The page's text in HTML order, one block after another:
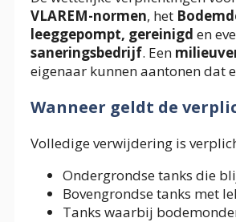
VLAREM-normen, het
leeggepompt, gereinigd en
saneringsbedrijf. Een
eigenaar kunnen aantonen dat
Wanneer geldt de
Volledige verwijdering is
Ondergrondse tanks die
Bovengrondse tanks met
Tanks waarbij